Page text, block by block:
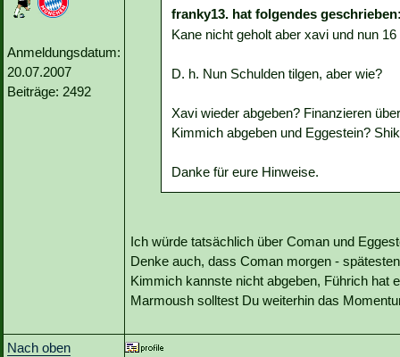
Anmeldungsdatum:
20.07.2007
Beiträge: 2492
franky13. hat folgendes
Kane nicht geholt aber xavi und nun
D. h. Nun Schulden tilgen, aber wie?
Xavi wieder abgeben? Finanzieren
Kimmich abgeben und Eggestein?
Danke für eure Hinweise.
Ich würde tatsächlich über Coman und
Denke auch, dass Coman morgen -
Kimmich kannste nicht abgeben, Führich hat
Marmoush solltest Du weiterhin das
Nach oben